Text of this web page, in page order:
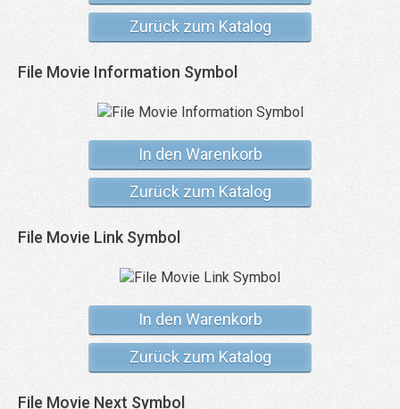
Zurück zum Katalog
File Movie Information Symbol
In den Warenkorb
Zurück zum Katalog
File Movie Link Symbol
In den Warenkorb
Zurück zum Katalog
File Movie Next Symbol